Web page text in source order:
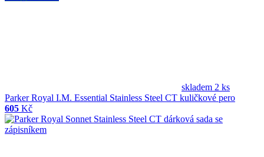
skladem 2 ks
Parker Royal I.M. Essential Stainless Steel CT kuličkové pero
605 Kč